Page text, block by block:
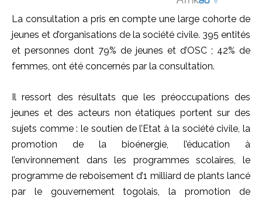
La consultation a pris en compte une large cohorte de
jeunes et d’organisations de la société civile. 395 entités
et personnes dont 79% de jeunes et d’OSC ; 42% de
femmes, ont été concernés par la consultation.
Il ressort des résultats que les préoccupations des
jeunes et des acteurs non étatiques portent sur des
sujets comme : le soutien de l’Etat à la société civile, la
promotion de la bioénergie, l’éducation à
l’environnement dans les programmes scolaires, le
programme de reboisement d’1 milliard de plants lancé
par le gouvernement togolais, la promotion de